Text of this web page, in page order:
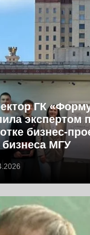
ГК
экспертом
бизнес-
МГУ